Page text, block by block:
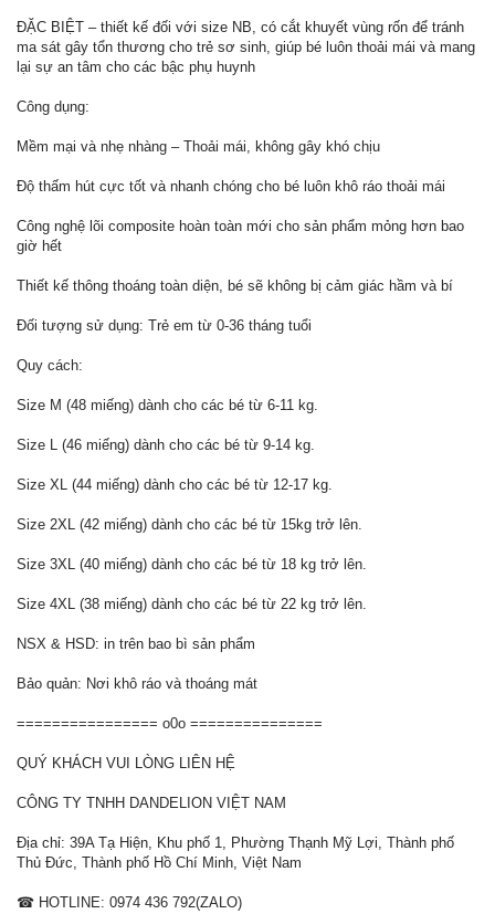
ĐẶC BIỆT – thiết kế đối với size NB, có cắt khuyết vùng rốn để tránh
ma sát gây tổn thương cho trẻ sơ sinh, giúp bé luôn thoải mái và mang
lại sự an tâm cho các bậc phụ huynh
Công dụng:
Mềm mại và nhẹ nhàng – Thoải mái, không gây khó chịu
Độ thấm hút cực tốt và nhanh chóng cho bé luôn khô ráo thoải mái
Công nghệ lõi composite hoàn toàn mới cho sản phẩm mỏng hơn bao
giờ hết
Thiết kế thông thoáng toàn diện, bé sẽ không bị cảm giác hầm và bí
Đối tượng sử dụng: Trẻ em từ 0-36 tháng tuổi
Quy cách:
Size M (48 miếng) dành cho các bé từ 6-11 kg.
Size L (46 miếng) dành cho các bé từ 9-14 kg.
Size XL (44 miếng) dành cho các bé từ 12-17 kg.
Size 2XL (42 miếng) dành cho các bé từ 15kg trở lên.
Size 3XL (40 miếng) dành cho các bé từ 18 kg trở lên.
Size 4XL (38 miếng) dành cho các bé từ 22 kg trở lên.
NSX & HSD: in trên bao bì sản phẩm
Bảo quản: Nơi khô ráo và thoáng mát
================ o0o ===============
QUÝ KHÁCH VUI LÒNG LIÊN HỆ
CÔNG TY TNHH DANDELION VIỆT NAM
Địa chỉ: 39A Tạ Hiện, Khu phố 1, Phường Thạnh Mỹ Lợi, Thành phố
Thủ Đức, Thành phố Hồ Chí Minh, Việt Nam
☎ HOTLINE: 0974 436 792(ZALO)